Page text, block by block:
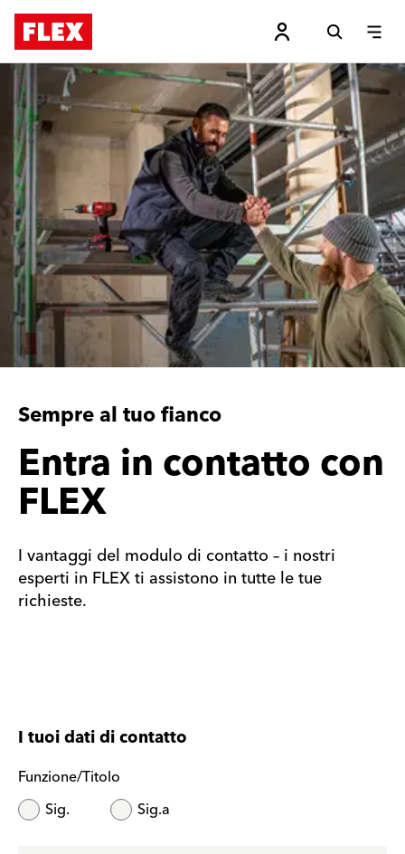
Sempre al tuo fianco
Entra in contatto con
FLEX
I vantaggi del modulo di contatto – i nostri
esperti in FLEX ti assistono in tutte le tue
richieste.
I tuoi dati di contatto
Funzione/Titolo
Sig.
Sig.a